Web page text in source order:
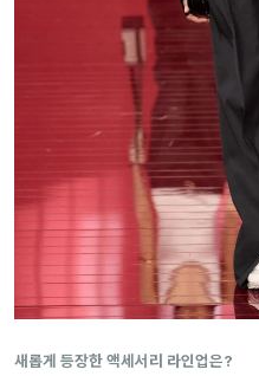
새롭게 등장한 액세서리 라인업은?